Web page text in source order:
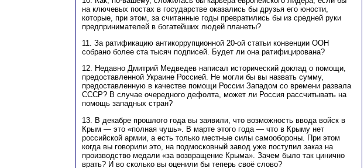
на ключевых постах в государстве оказались бы друзья его юности,
которые, при этом, за считанные годы превратились бы из средней руки
предпринимателей в богатейших людей планеты?
11. За ратификацию антикоррупционной 20-ой статьи конвенции ООН
собрано более ста тысяч подписей. Будет ли она ратифицирована?
12. Недавно Дмитрий Медведев написал исторический доклад о помощи,
предоставленной Украине Россией. Не могли бы вы назвать сумму,
предоставленную в качестве помощи России Западом со времени развала
СССР? В случае очередного дефолта, может ли Россия рассчитывать на
помощь западных стран?
13. В декабре прошлого года вы заявили, что возможность ввода войск в
Крым — это «полная чушь». В марте этого года — что в Крыму нет
российской армии, а есть только местные силы самообороны. При этом
когда вы говорили это, на подмосковный завод уже поступил заказ на
производство медали «за возвращение Крыма». Зачем было так цинично
врать? И во сколько вы оценили бы теперь своё слово?